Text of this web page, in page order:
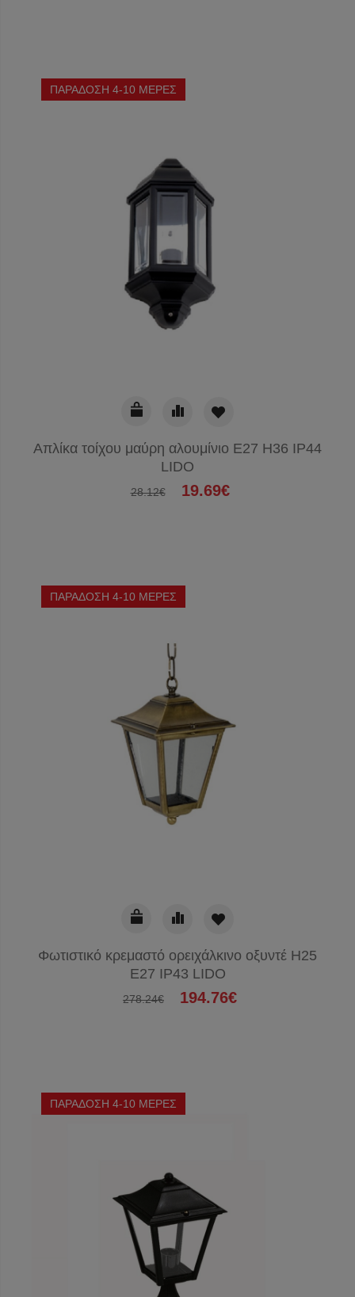
ΠΑΡΑΔΟΣΗ 4-10 ΜΕΡΕΣ
Απλίκα τοίχου μαύρη αλουμίνιο E27 H36 IP44
LIDO
28.12€ 19.69€
ΠΑΡΑΔΟΣΗ 4-10 ΜΕΡΕΣ
Φωτιστικό κρεμαστό ορειχάλκινο οξυντέ H25
E27 IP43 LIDO
278.24€ 194.76€
ΠΑΡΑΔΟΣΗ 4-10 ΜΕΡΕΣ